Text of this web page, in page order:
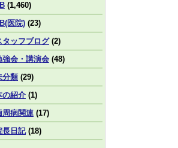
(1,460)
医院) (23)
タッフブログ(2)
強会・講演会 (48)
分類(29)
の紹介 (1)
周病関連 (17)
長日記(18)